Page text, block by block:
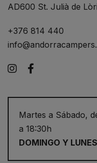
AD600 St. Julià de
+376 814 440
Instagram
Martes a Sábado,
a 18:30h
DOMINGO Y